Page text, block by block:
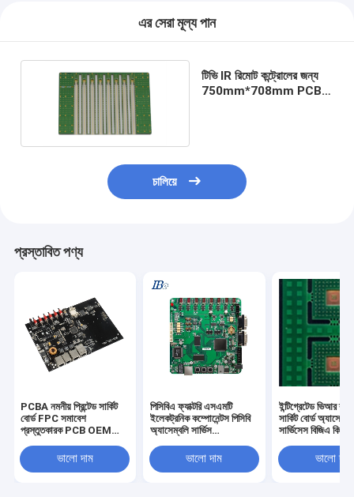
এর সেরা মূল্য পান
টিভি IR রিমোট কন্ট্রোলের জন্য
750mm*708mm PCB
চালিয়ে
প্রস্তাবিত পণ্য
PCBA নমনীয় প্রিন্টেড সার্কিট
বোর্ড FPC সমাবেশ
প্রস্তুতকারক PCB OEM
ভালো দাম
পিসিবিএ ফ্যাক্টরি এসএমটি
ইলেকট্রনিক কম্পোনেন্টস পিসিবি
অ্যাসেম্বলি সার্ভিস
ভালো দাম
ইন্টিগ্রেটেড ভিআর
সার্কিট বোর্ড
সার্ভিসেস বিজিএ
ভালো দাম